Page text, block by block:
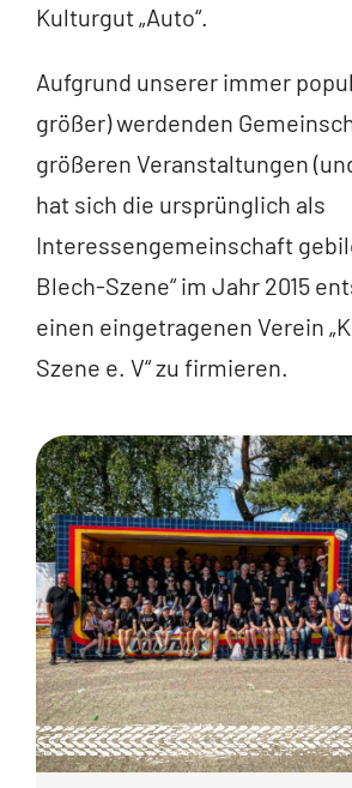
Kulturgut „Auto“.
Aufgrund unserer immer
größer) werdenden
größeren Veranstaltungen
hat sich die ursprünglich als
Interessengemeinschaft
Blech-Szene“ im Jahr 2015
einen eingetragenen Verein
Szene e. V“ zu firmieren.